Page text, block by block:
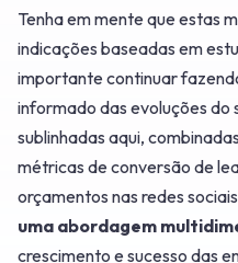
Tenha em mente que estas
indicações baseadas em
importante continuar
informado das evoluções do
sublinhadas aqui,
métricas de conversão de
orçamentos nas redes
uma abordagem
crescimento e sucesso das